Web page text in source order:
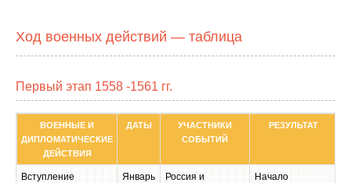
Ход военных действий — таблица
Первый этап 1558 -1561 гг.
ВОЕННЫЕ И
ДИПЛОМАТИЧЕСКИЕ
ДЕЙСТВИЯ
ДАТЫ
УЧАСТНИКИ
СОБЫТИЙ
РЕЗУЛЬТАТ
Вступление
Январь
Россия и
Начало